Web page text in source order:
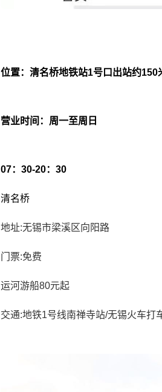
位置：清名桥地铁站1号口出站约150
营业时间：周一至周日
07：30-20：30
清名桥
地址:无锡市梁溪区向阳路
门票:免费
运河游船80元起
交通:地铁1号线南禅寺站/无锡火车打